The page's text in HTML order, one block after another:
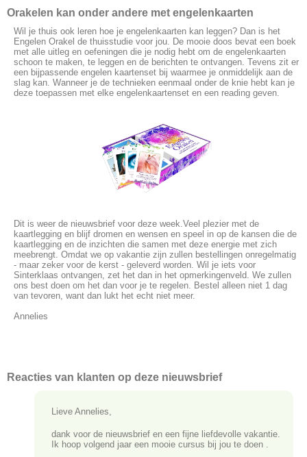
Orakelen kan onder andere met engelenkaarten
Wil je thuis ook leren hoe je engelenkaarten kan leggen? Dan is het
Engelen Orakel de thuisstudie voor jou. De mooie doos bevat een boek
met alle uitleg en oefeningen die je nodig hebt om de engelenkaarten
schoon te maken, te leggen en de berichten te ontvangen. Tevens zit er
een bijpassende engelen kaartenset bij waarmee je onmiddelijk aan de
slag kan. Wanneer je de technieken eenmaal onder de knie hebt kan je
deze toepassen met elke engelenkaartenset en een reading geven.
Dit is weer de nieuwsbrief voor deze week.Veel plezier met de
kaartlegging en blijf dromen en wensen en speel in op de kansen die de
kaartlegging en de inzichten die samen met deze energie met zich
meebrengt. Omdat we op vakantie zijn zullen bestellingen onregelmatig
- maar zeker voor de kerst - geleverd worden. Wil je iets voor
Sinterklaas ontvangen, zet het dan in het opmerkingenveld. We zullen
ons best doen om het dan voor je te regelen. Bestel alleen niet 1 dag
van tevoren, want dan lukt het echt niet meer.
Annelies
Reacties van klanten op deze nieuwsbrief
Lieve Annelies,
dank voor de nieuwsbrief en een fijne liefdevolle vakantie.
Ik hoop volgend jaar een mooie cursus bij jou te doen .